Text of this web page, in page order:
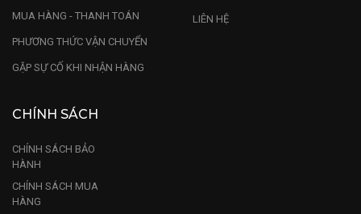
MUA HÀNG - THANH TOÁN
PHƯƠNG THỨC VẬN CHUYỂN
GẶP SỰ CỐ KHI NHẬN HÀNG
LIÊN HỆ
CHÍNH SÁCH
CHÍNH SÁCH BẢO
HÀNH
CHÍNH SÁCH MUA
HÀNG